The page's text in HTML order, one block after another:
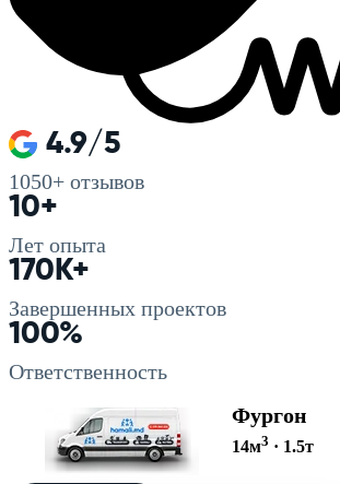
4.9/5
1050+ отзывов
10+
Лет опыта
170K+
Завершенных проектов
100%
Ответственность
Фургон
14м3 · 1.5т